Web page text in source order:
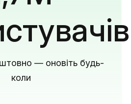
— оновіть будь-
коли